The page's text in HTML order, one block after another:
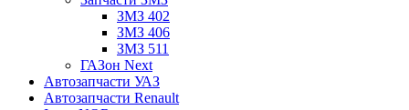
ЗМЗ 402
ЗМЗ 406
ЗМЗ 511
ГАЗон Next
Автозапчасти УАЗ
Автозапчасти Renault